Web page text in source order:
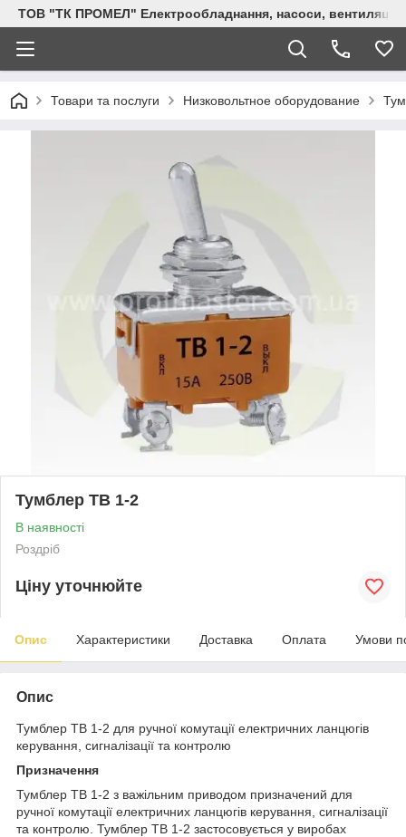
ТОВ "ТК ПРОМЕЛ" Електрообладнання, насоси, вентиляція,
Товари та послуги Низковольтное оборудование
Тумблер ТВ 1-2
В наявності
Роздріб
Ціну уточнюйте
Опис Характеристики Доставка Оплата Умови
Опис
Тумблер ТВ 1-2 для ручної комутації електричних ланцюгів
керування, сигналізації та контролю
Призначення
Тумблер ТВ 1-2 з важільним приводом призначений для
ручної комутації електричних ланцюгів керування, сигналізації
та контролю. Тумблер ТВ 1-2 застосовується у виробах